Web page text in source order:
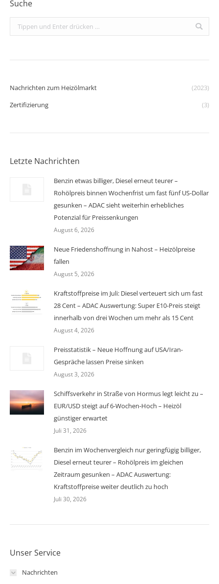
Suche
Search:
Nachrichten zum Heizölmarkt
(2023)
Zertifizierung
(3)
Letzte Nachrichten
Benzin etwas billiger, Diesel erneut teurer –
Rohölpreis binnen Wochenfrist um fast fünf US-Dollar
gesunken – ADAC sieht weiterhin erhebliches
Potenzial für Preissenkungen
August 6, 2026
Neue Friedenshoffnung in Nahost – Heizölpreise
fallen
August 5, 2026
Kraftstoffpreise im Juli: Diesel verteuert sich um fast
28 Cent – ADAC Auswertung: Super E10-Preis steigt
innerhalb von drei Wochen um mehr als 15 Cent
August 4, 2026
Preisstatistik – Neue Hoffnung auf USA/Iran-
Gespräche lassen Preise sinken
August 3, 2026
Schiffsverkehr in Straße von Hormus legt leicht zu –
EUR/USD steigt auf 6-Wochen-Hoch – Heizöl
günstiger erwartet
Juli 31, 2026
Benzin im Wochenvergleich nur geringfügig billiger,
Diesel erneut teurer – Rohölpreis im gleichen
Zeitraum gesunken – ADAC Auswertung:
Kraftstoffpreise weiter deutlich zu hoch
Juli 30, 2026
Unser Service
Nachrichten